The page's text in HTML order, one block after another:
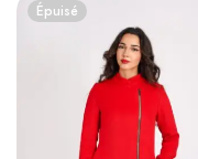
Épuisé